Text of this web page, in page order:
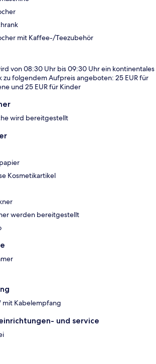
mit Kaffee-/Teezubehör
von 08:30 Uhr bis 09:30 Uhr ein kontinentales
zu folgendem Aufpreis angeboten: 25 EUR für
und 25 EUR für Kinder
wird bereitgestellt
Kosmetikartikel
werden bereitgestellt
mit Kabelempfang
und service